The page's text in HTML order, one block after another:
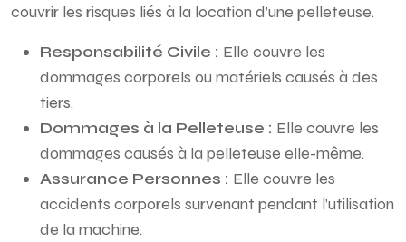
couvrir les risques liés à la location d’une pelleteuse.
Responsabilité Civile : Elle couvre les
dommages corporels ou matériels causés à des
tiers.
Dommages à la Pelleteuse : Elle couvre les
dommages causés à la pelleteuse elle-même.
Assurance Personnes : Elle couvre les
accidents corporels survenant pendant l’utilisation
de la machine.